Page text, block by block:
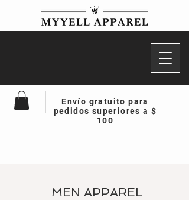
Envío gratuito para
pedidos superiores a $
100
MEN APPAREL